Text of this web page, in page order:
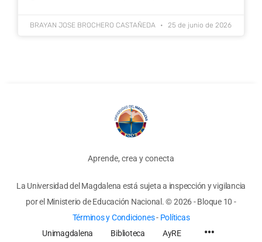
BRAYAN JOSE BROCHERO CASTAÑEDA 25 de junio de 2026
Aprende, crea y conecta
La Universidad del Magdalena está sujeta a inspección y vigilancia
por el Ministerio de Educación Nacional.© 2026 - Bloque 10 -
Términos y Condiciones- Políticas
Unimagdalena
Biblioteca AyRE